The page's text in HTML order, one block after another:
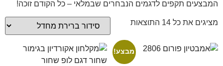
המבצעים תקפים לדגמים הנבחרים שבמלאי – כל הקודם זוכה!
מציגים את כל ⁦14⁩ התוצאות
מבצע!